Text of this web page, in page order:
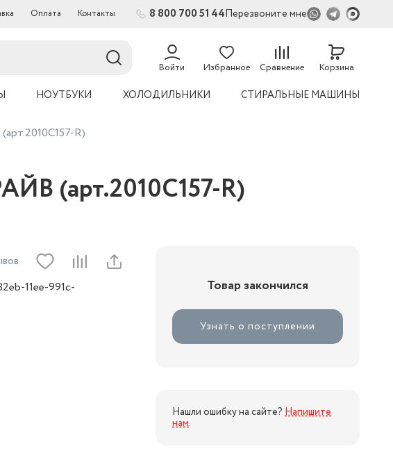
Оплата Контакты 8 800 700 51 44Перезвоните мне
Войти Избранное Сравнение Корзина
НОУТБУКИ ХОЛОДИЛЬНИКИ СТИРАЛЬНЫЕ МАШИНЫ
R)
(арт.2010C157-R)
11ee-991c-
Товар закончился
Узнать о поступлении
Нашли ошибку на сайте? Напишите
нам.